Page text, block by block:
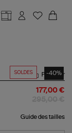
SOLDES -40%
Partager
177,00 €
Guide des tailles